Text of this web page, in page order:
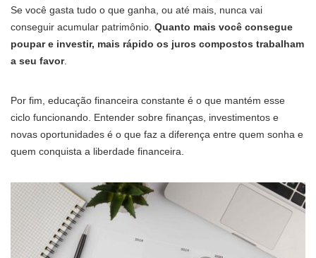
Se você gasta tudo o que ganha, ou até mais, nunca vai
conseguir acumular patrimônio. Quanto mais você consegue
poupar e investir, mais rápido os juros compostos trabalham
a seu favor.
Por fim, educação financeira constante é o que mantém esse
ciclo funcionando. Entender sobre finanças, investimentos e
novas oportunidades é o que faz a diferença entre quem sonha e
quem conquista a liberdade financeira.